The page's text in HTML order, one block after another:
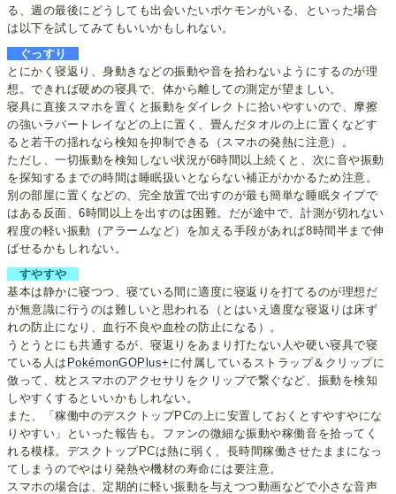
る、週の最後にどうしても出会いたいポケモンがいる、といった場合
は以下を試してみてもいいかもしれない。
ぐっすり
とにかく寝返り、身動きなどの振動や音を拾わないようにするのが理
想。できれば硬めの寝具で、体から離しての測定が望ましい。
寝具に直接スマホを置くと振動をダイレクトに拾いやすいので、摩擦
の強いラバートレイなどの上に置く、畳んだタオルの上に置くなどす
ると若干の揺れなら検知を抑制できる（スマホの発熱に注意）。
ただし、一切振動を検知しない状況が6時間以上続くと、次に音や振動
を探知するまでの時間は睡眠扱いとならない補正がかかるため注意。
別の部屋に置くなどの、完全放置で出すのが最も簡単な睡眠タイプで
はある反面、6時間以上を出すのは困難。だが途中で、計測が切れない
程度の軽い振動（アラームなど）を加える手段があれば8時間半まで伸
ばせるかもしれない。
すやすや
基本は静かに寝つつ、寝ている間に適度に寝返りを打てるのが理想だ
が無意識に行うのは難しいと思われる（とはいえ適度な寝返りは床ず
れの防止になり、血行不良や血栓の防止になる）。
うとうとにも共通するが、寝返りをあまり打たない人や硬い寝具で寝
ている人は PokémonGOPlus+ に付属しているストラップ＆クリップに
倣って、枕とスマホのアクセサリをクリップで繋ぐなど、振動を検知
しやすくするといいかもしれない。
また、「稼働中のデスクトップPCの上に安置しておくとすやすやにな
りやすい」といった報告も。ファンの微細な振動や稼働音を拾ってく
れる模様。デスクトップPCは熱に弱く、長時間稼働させたままになっ
てしまうのでやはり発熱や機材の寿命には要注意。
スマホの場合は、定期的に軽い振動を与えつつ動画などで小さな音声